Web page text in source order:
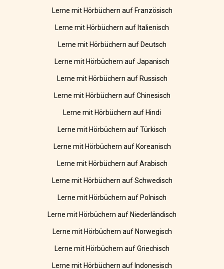
Lerne mit Hörbüchern auf Französisch
Lerne mit Hörbüchern auf Italienisch
Lerne mit Hörbüchern auf Deutsch
Lerne mit Hörbüchern auf Japanisch
Lerne mit Hörbüchern auf Russisch
Lerne mit Hörbüchern auf Chinesisch
Lerne mit Hörbüchern auf Hindi
Lerne mit Hörbüchern auf Türkisch
Lerne mit Hörbüchern auf Koreanisch
Lerne mit Hörbüchern auf Arabisch
Lerne mit Hörbüchern auf Schwedisch
Lerne mit Hörbüchern auf Polnisch
Lerne mit Hörbüchern auf Niederländisch
Lerne mit Hörbüchern auf Norwegisch
Lerne mit Hörbüchern auf Griechisch
Lerne mit Hörbüchern auf Indonesisch